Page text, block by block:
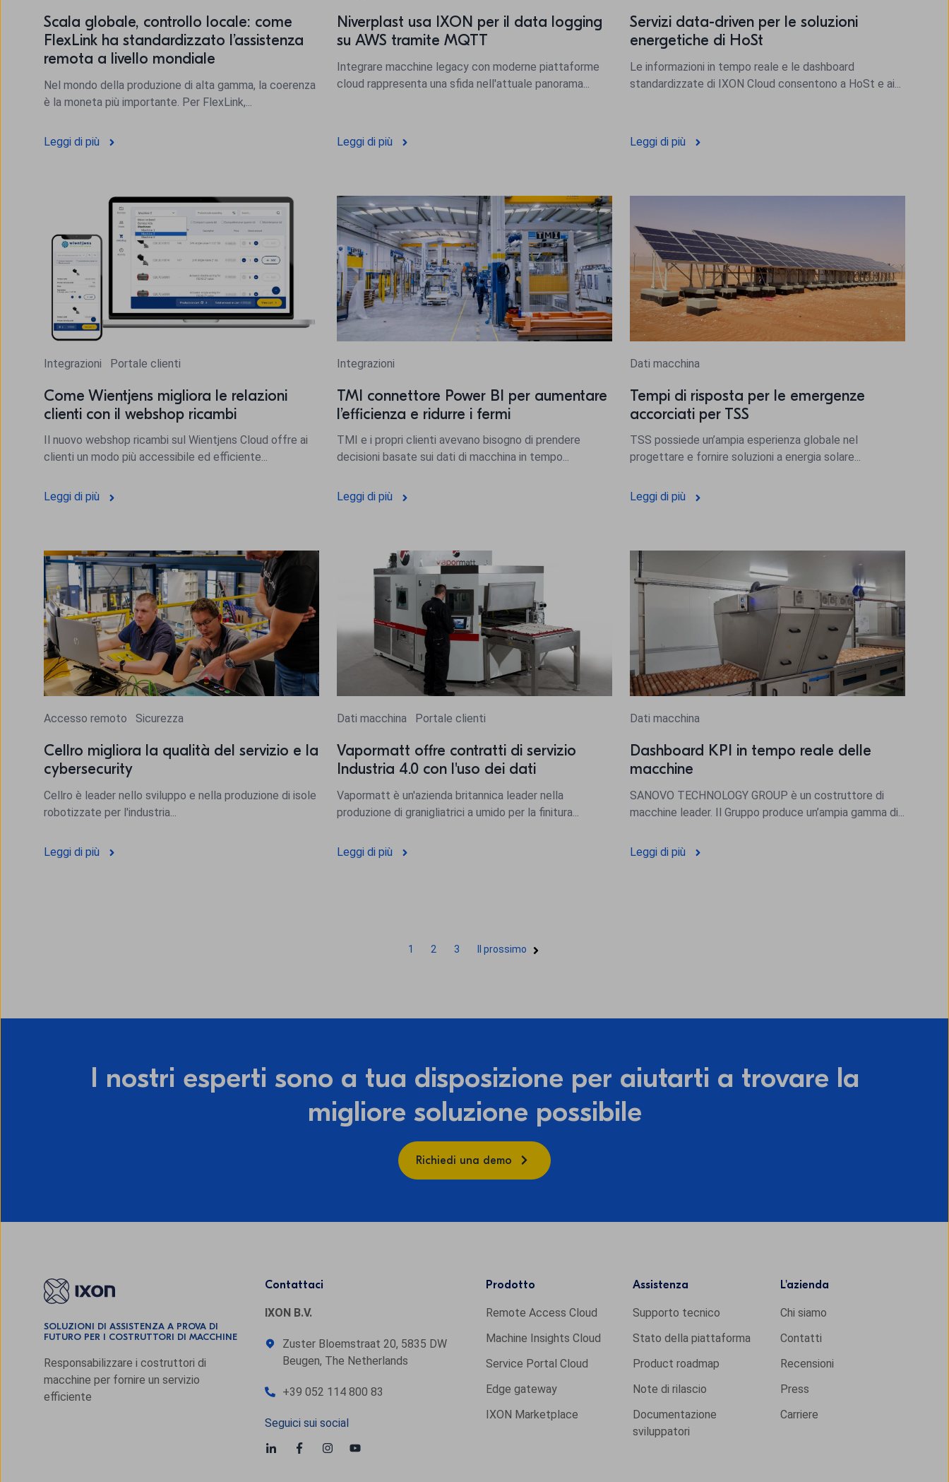
Scala globale, controllo locale: come
FlexLink ha standardizzato l’assistenza
remota a livello mondiale
Nel mondo della produzione di alta gamma, la coerenza
è la moneta più importante. Per FlexLink,...
Leggi di più
Niverplast usa IXON per il data logging
su AWS tramite MQTT
Integrare macchine legacy con moderne piattaforme
cloud rappresenta una sfida nell'attuale panorama...
Leggi di più
Servizi data-driven per le soluzioni
energetiche di HoSt
Le informazioni in tempo reale e le dashboard
standardizzate di IXON Cloud consentono a HoSt e ai...
Leggi di più
Integrazioni Portale clienti
Come Wientjens migliora le relazioni
clienti con il webshop ricambi
Il nuovo webshop ricambi sul Wientjens Cloud offre ai
clienti un modo più accessibile ed efficiente...
Leggi di più
Integrazioni
TMI connettore Power BI per aumentare
l’efficienza e ridurre i fermi
TMI e i propri clienti avevano bisogno di prendere
decisioni basate sui dati di macchina in tempo...
Leggi di più
Dati macchina
Tempi di risposta per le emergenze
accorciati per TSS
TSS possiede un’ampia esperienza globale nel
progettare e fornire soluzioni a energia solare...
Leggi di più
Accesso remoto Sicurezza
Cellro migliora la qualità del servizio e la
cybersecurity
Cellro è leader nello sviluppo e nella produzione di isole
robotizzate per l'industria...
Leggi di più
Dati macchina Portale clienti
Vapormatt offre contratti di servizio
Industria 4.0 con l'uso dei dati
Vapormatt è un'azienda britannica leader nella
produzione di granigliatrici a umido per la finitura...
Leggi di più
Dati macchina
Dashboard KPI in tempo reale delle
macchine
SANOVO TECHNOLOGY GROUP è un costruttore di
macchine leader. Il Gruppo produce un’ampia gamma di...
Leggi di più
1 2 3 Il prossimo
I nostri esperti sono a tua disposizione per aiutarti a trovare la
migliore soluzione possibile
Richiedi una demo
SOLUZIONI DI ASSISTENZA A PROVA DI
FUTURO PER I COSTRUTTORI DI MACCHINE
Responsabilizzare i costruttori di
macchine per fornire un servizio
efficiente
Contattaci
IXON B.V.
Zuster Bloemstraat 20, 5835 DW
Beugen, The Netherlands
+39 052 114 800 83
Seguici sui social
Prodotto
Remote Access Cloud
Machine Insights Cloud
Service Portal Cloud
Edge gateway
IXON Marketplace
Assistenza
Supporto tecnico
Stato della piattaforma
Product roadmap
Note di rilascio
Documentazione
sviluppatori
L'azienda
Chi siamo
Contatti
Recensioni
Press
Carriere